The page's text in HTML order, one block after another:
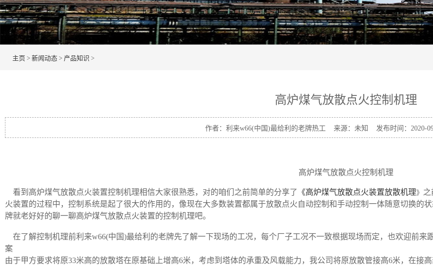
主页 > 新闻动态 > 产品知识 >
高炉煤气放散点火控制机理
作者：利来w66(中国)最给利的老牌热工 来源：未知 发布时间：2020-
高炉煤气放散点火控制机理
看到高炉煤气放散点火装置控制机理相信大家很熟悉，对的咱们之前简单的分享了 《高炉煤气放散点火装置放散机理》 之
火装置的过程中，控制系统是起了很大的作用的，像现在大多数装置都属于放散点火自动控制和手动控制一体随意切换的
牌就老好好的聊一聊高炉煤气放散点火装置的控制机理吧。
在了解控制机理前利来w66(中国)最给利的老牌先了解一下现场的工况，每个厂子工况不一致根据现场而定，也欢迎前来
案
由于甲方要求将原33米高的放散塔在原基础上增高6米，考虑到塔体的承重及风载能力，我公司将原放散管接高6米，在接